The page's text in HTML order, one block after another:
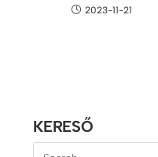
2023-11-21
KERESŐ